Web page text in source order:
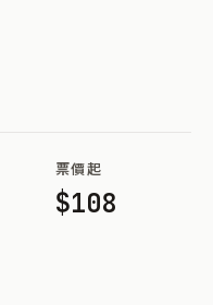
票價起
$108